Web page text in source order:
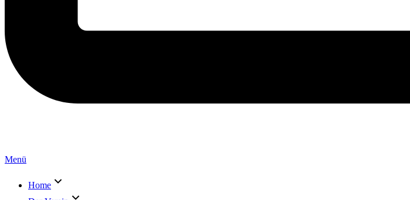
Menü
Home